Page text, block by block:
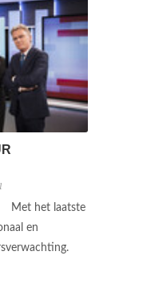
Met het laatste
en